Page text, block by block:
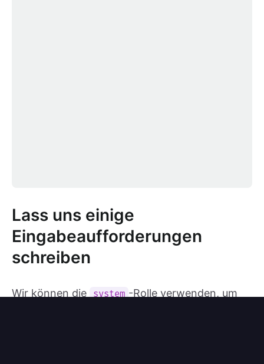
Lass uns einige
Eingabeaufforderungen
schreiben
Wir können die system -Rolle verwenden, um